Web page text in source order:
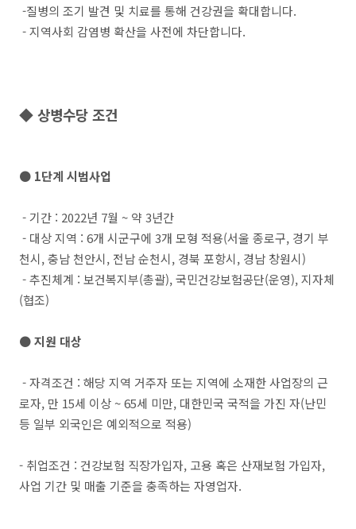
-질병의 조기 발견 및 치료를 통해 건강권을 확대합니다.
- 지역사회 감염병 확산을 사전에 차단합니다.
◆ 상병수당 조건
● 1단계 시범사업
- 기간 : 2022년 7월 ~ 약 3년간
- 대상 지역 : 6개 시군구에 3개 모형 적용(서울 종로구, 경기 부
천시, 충남 천안시, 전남 순천시, 경북 포항시, 경남 창원시)
- 추진체계 : 보건복지부(총괄), 국민건강보험공단(운영), 지자체
(협조)
● 지원 대상
- 자격조건 : 해당 지역 거주자 또는 지역에 소재한 사업장의 근
로자, 만 15세 이상 ~ 65세 미만, 대한민국 국적을 가진 자(난민
등 일부 외국인은 예외적으로 적용)
- 취업조건 : 건강보험 직장가입자, 고용 혹은 산재보험 가입자,
사업 기간 및 매출 기준을 충족하는 자영업자.